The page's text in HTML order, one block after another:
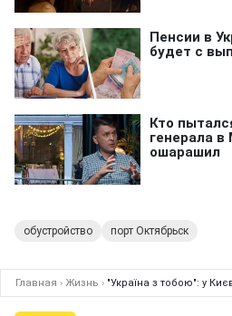
обустройство порт Октябрьск
Главная › Жизнь › "Україна з тобою": у